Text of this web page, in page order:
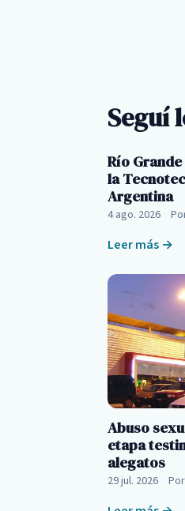
Seguí
Río
la
Argentina
4 ago. 2026
Leer más →
Abuso
etapa
alegatos
29 jul. 2026